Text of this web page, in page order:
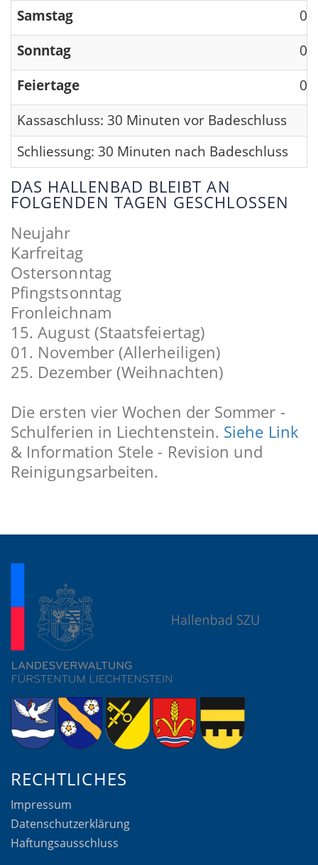
Samstag
Sonntag
Feiertage
Kassaschluss: 30 Minuten vor Badeschluss
Schliessung: 30 Minuten nach Badeschluss
DAS HALLENBAD BLEIBT AN
FOLGENDEN TAGEN GESCHLOSSEN
Neujahr
Karfreitag
Ostersonntag
Pfingstsonntag
Fronleichnam
15. August (Staatsfeiertag)
01. November (Allerheiligen)
25. Dezember (Weihnachten)
Die ersten vier Wochen der Sommer -
Schulferien in Liechtenstein. Siehe Link
& Information Stele - Revision und
Reinigungsarbeiten.
RECHTLICHES
Impressum
Datenschutzerklärung
Haftungsausschluss